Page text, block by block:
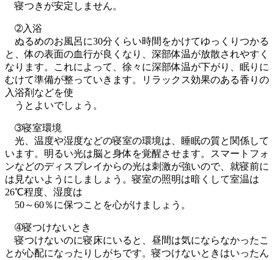
寝つきが安定しません。
➁入浴
ぬるめのお風呂に30分くらい時間をかけてゆっくりつかる
と、体の表面の血行が良くなり、深部体温が放散されやすく
なります。これによって、徐々に深部体温が下がり、眠りに
むけて準備が整っていきます。リラックス効果のある香りの
入浴剤などを使
うとよいでしょう。
➂寝室環境
光、温度や湿度などの寝室の環境は、睡眠の質と関係して
います。明るい光は脳と身体を覚醒させます。スマートフォ
ンなどのディスプレイからの光は刺激が強いので、就寝前に
は見ないようにしましょう。寝室の照明は暗くして室温は
26℃程度、湿度は
50～60％に保つことを心がけましょう。
➃寝つけないとき
寝つけないのに寝床にいると、昼間は気にならなかったこ
とが心配になったりしがちです。寝つけないときはいったん